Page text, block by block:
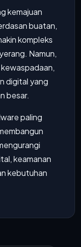
kemajuan
buatan,
kompleks
Namun,
digital yang
besar.
paling
keamanan
kebutuhan